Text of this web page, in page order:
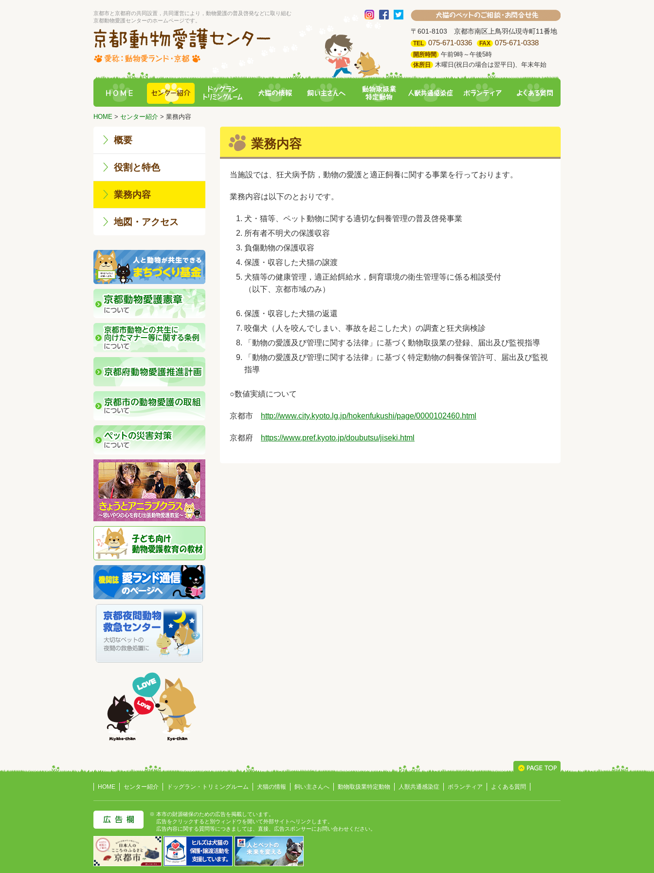
京都市と京都府の共同設置，共同運営により，動物愛護の普及啓発などに取り組む
京都動物愛護センターのホームページです。
〒601-8103 京都市南区上鳥羽仏現寺町11番地
TEL 075-671-0336 FAX 075-671-0338
開所時間 午前9時～午後5時
休所日 木曜日(祝日の場合は翌平日)、年末年始
HOME > センター紹介 > 業務内容
概要
役割と特色
業務内容
地図・アクセス
業務内容
当施設では、狂犬病予防，動物の愛護と適正飼養に関する事業を行っております。
業務内容は以下のとおりです。
犬・猫等、ペット動物に関する適切な飼養管理の普及啓発事業
所有者不明犬の保護収容
負傷動物の保護収容
保護・収容した犬猫の譲渡
犬猫等の健康管理，適正給餌給水，飼育環境の衛生管理等に係る相談受付
（以下、京都市域のみ）
保護・収容した犬猫の返還
咬傷犬（人を咬んでしまい、事故を起こした犬）の調査と狂犬病検診
「動物の愛護及び管理に関する法律」に基づく動物取扱業の登録、届出及び監視指導
「動物の愛護及び管理に関する法律」に基づく特定動物の飼養保管許可、届出及び監視
指導
○数値実績について
京都市 http://www.city.kyoto.lg.jp/hokenfukushi/page/0000102460.html
京都府 https://www.pref.kyoto.jp/doubutsu/jiseki.html
HOME センター紹介 ドッグラン・トリミングルーム 犬猫の情報 飼い主さんへ 動物取扱業特定動物 人獣共通感染症 ボランティア よくある質問
※ 本市の財源確保のための広告を掲載しています。
広告をクリックすると別ウィンドウを開いて外部サイトへリンクします。
広告内容に関する質問等につきましては、直接、広告スポンサーにお問い合わせください。